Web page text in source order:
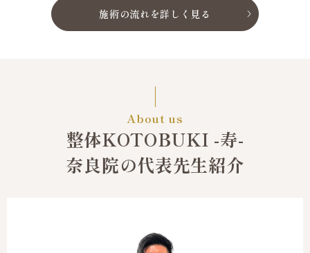
施術の流れを詳しく見る
About us
整体KOTOBUKI -寿-
奈良院の代表先生紹介